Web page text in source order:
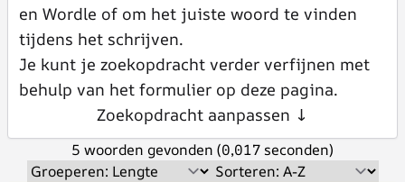
en Wordle of om het juiste woord te vinden
tijdens het schrijven.
Je kunt je zoekopdracht verder verfijnen met
behulp van het formulier op deze pagina.
Zoekopdracht aanpassen ↓
5 woorden gevonden (0,017 seconden)